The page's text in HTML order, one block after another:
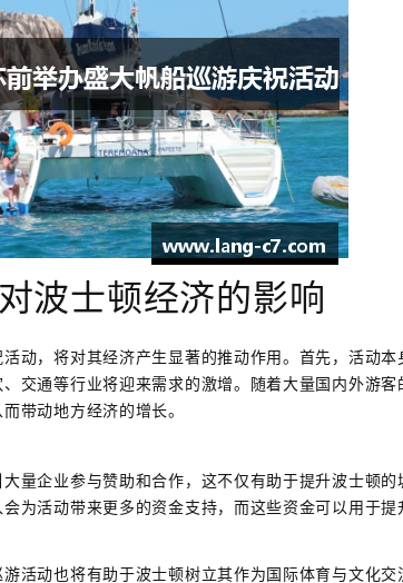
波士顿经济的影响
动，将对其经济产生显著的推动作用。首先，活动
交通等行业将迎来需求的激增。随着大量国内外游
带动地方经济的增长。
量企业参与赞助和合作，这不仅有助于提升波士顿
为活动带来更多的资金支持，而这些资金可以用于
活动也将有助于波士顿树立其作为国际体育与文化